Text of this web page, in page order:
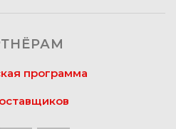
программа